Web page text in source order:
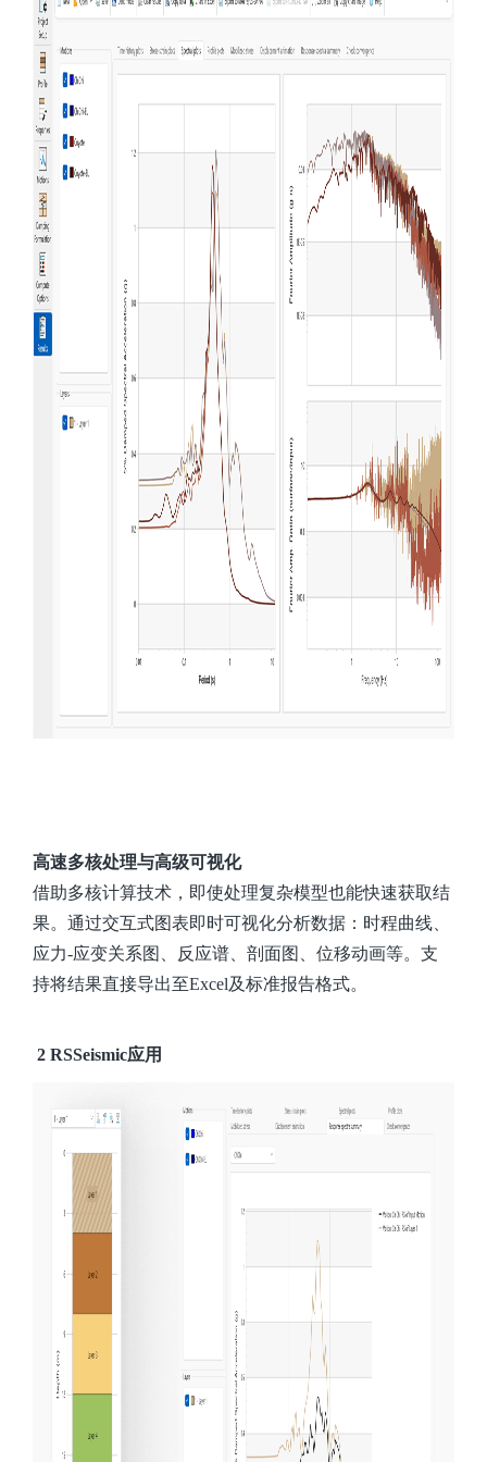
高速多核处理与高级可视化
借助多核计算技术，即使处理复杂模型也能快速获取结
果。通过交互式图表即时可视化分析数据：时程曲线、
应力-应变关系图、反应谱、剖面图、位移动画等。支
持将结果直接导出至Excel及标准报告格式。
2 RSSeismic应用